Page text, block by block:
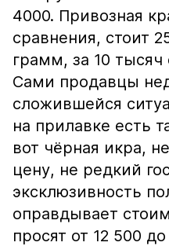
4000. Привозная
сравнения, стоит
грамм, за 10
Сами продавцы
сложившейся
на прилавке есть
вот чёрная икра,
цену, не редкий
эксклюзивность
оправдывает
просят от 12 500